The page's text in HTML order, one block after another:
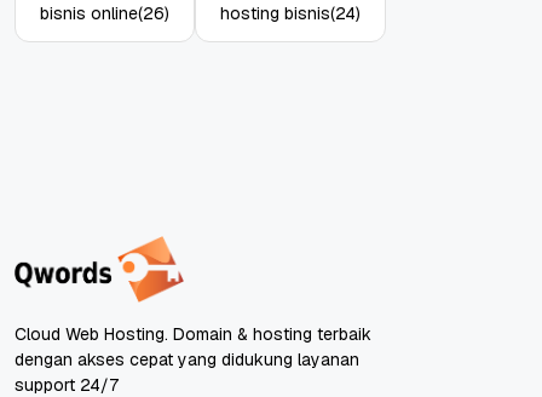
bisnis online(26) hosting bisnis(24)
Cloud Web Hosting. Domain & hosting terbaik
dengan akses cepat yang didukung layanan
support 24/7